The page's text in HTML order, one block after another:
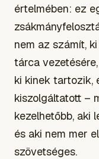
értelmében: ez
nem az számít,
tárca
ki kinek tartozik,
kiszolgáltatott –
kezelhetőbb, aki
és aki nem mer
szövetséges.